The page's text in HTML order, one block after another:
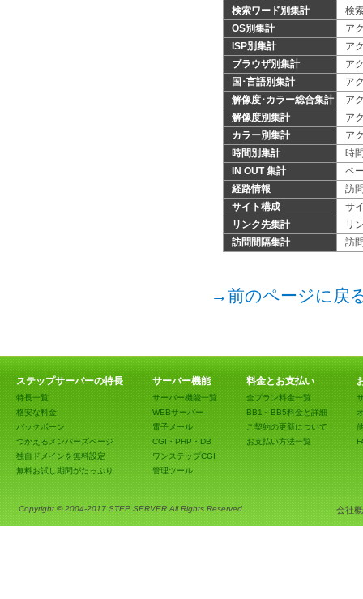
検索ワード別集計
検
OS別集計
ア
ISP別集計
ア
ブラウザ別集計
ア
国･言語別集計
ア
解像度･カラー総合集計
ア
解像度別集計
ア
カラー別集計
ア
時間別集計
時
IN OUT 集計
ペ
経路情報
訪
サイト構成
サ
リンク先集計
リ
訪問間隔集計
訪
→前のページに戻
ステップサーバーの特長
特長一覧
格安な料金
バックボーン
つかえるメンバーズページ
独自ドメインを無料設定
無料お試し期間がたっぷり
サーバー機能
サーバー機能一覧
WEBサーバー
電子メール
CGI・PHP・DB
ワンステップCGI
管理ツール
料金とお支払い
全プラン料金一覧
BB1～BB5料金と詳細
ご契約の更新について
お支払い方法一覧
Copyright © 2004-2017 STEP SERVER All Rights Reserved. 会社